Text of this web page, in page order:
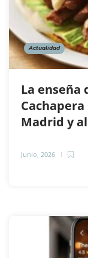
Actualidad
La enseña
Madrid y
Junio, 2026